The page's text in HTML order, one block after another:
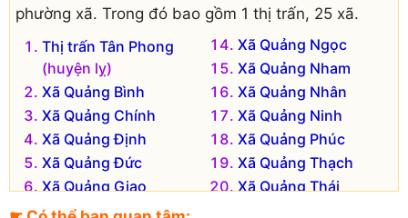
phường xã. Trong đó bao gồm 1 thị trấn, 25 xã.
Thị trấn Tân Phong
(huyện lỵ)
Xã Quảng Bình
Xã Quảng Chính
Xã Quảng Định
Xã Quảng Đức
Xã Quảng Giao
Xã Quảng Hải
Xã Quảng Ngọc
Xã Quảng Nham
Xã Quảng Nhân
Xã Quảng Ninh
Xã Quảng Phúc
Xã Quảng Thạch
Xã Quảng Thái